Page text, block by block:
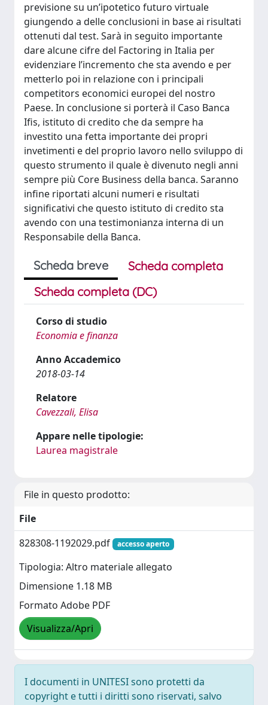
previsione su un’ipotetico futuro virtuale
giungendo a delle conclusioni in base ai risultati
ottenuti dal test. Sarà in seguito importante
dare alcune cifre del Factoring in Italia per
evidenziare l’incremento che sta avendo e per
metterlo poi in relazione con i principali
competitors economici europei del nostro
Paese. In conclusione si porterà il Caso Banca
Ifis, istituto di credito che da sempre ha
investito una fetta importante dei propri
invetimenti e del proprio lavoro nello sviluppo di
questo strumento il quale è divenuto negli anni
sempre più Core Business della banca. Saranno
infine riportati alcuni numeri e risultati
significativi che questo istituto di credito sta
avendo con una testimonianza interna di un
Responsabile della Banca.
Scheda breve
Scheda completa
Scheda completa (DC)
Corso di studio
Economia e finanza
Anno Accademico
2018-03-14
Relatore
Cavezzali, Elisa
Appare nelle tipologie:
Laurea magistrale
File in questo prodotto:
File
828308-1192029.pdf
accesso aperto
Tipologia: Altro materiale allegato
Dimensione 1.18 MB
Formato Adobe PDF
Visualizza/Apri
I documenti in UNITESI sono protetti da
copyright e tutti i diritti sono riservati, salvo